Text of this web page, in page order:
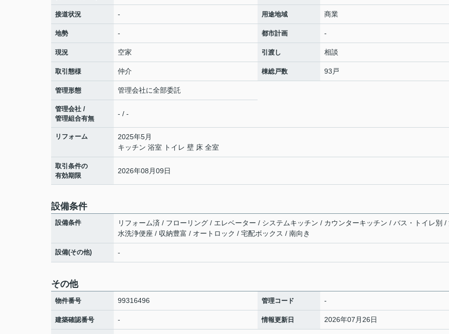
接道状況 - 用途地域 商業
地勢 - 都市計画 -
現況 空家 引渡し 相談
取引態様 仲介 棟総戸数 93戸
管理形態 管理会社に全部委託
管理会社 /
管理組合有無
- / -
リフォーム
2025年5月
キッチン 浴室 トイレ 壁 床 全室
取引条件の
有効期限
2026年08月09日
設備条件
設備条件
リフォーム済 / フローリング / エレベーター / システムキッチン / カウンターキッチン / バス・トイレ別 /
水洗浄便座 / 収納豊富 / オートロック / 宅配ボックス / 南向き
設備(その他) -
その他
物件番号 99316496 管理コード -
建築確認番号 - 情報更新日 2026年07月26日